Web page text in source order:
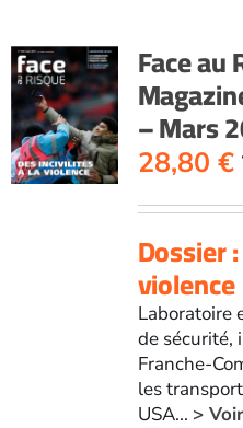
Face au
– Mars
28,80 €
Dossier
violence
Laboratoire
de sécurité,
Franche-
les
USA... >